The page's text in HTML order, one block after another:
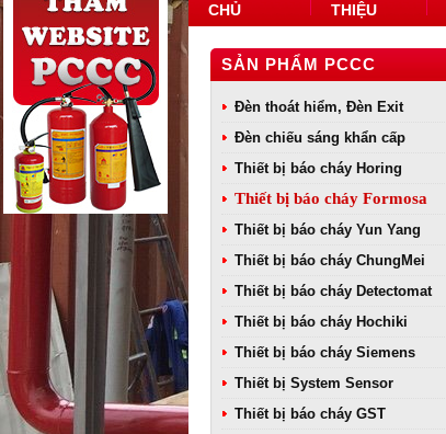
CHỦ
THIỆU
SẢN PHẨM PCCC
Đèn thoát hiểm, Đèn Exit
Đèn chiếu sáng khẩn cấp
Thiết bị báo cháy Horing
Thiết bị báo cháy Formosa
Thiết bị báo cháy Yun Yang
Thiết bị báo cháy ChungMei
Thiết bị báo cháy Detectomat
Thiết bị báo cháy Hochiki
Thiết bị báo cháy Siemens
Thiết bị System Sensor
Thiết bị báo cháy GST